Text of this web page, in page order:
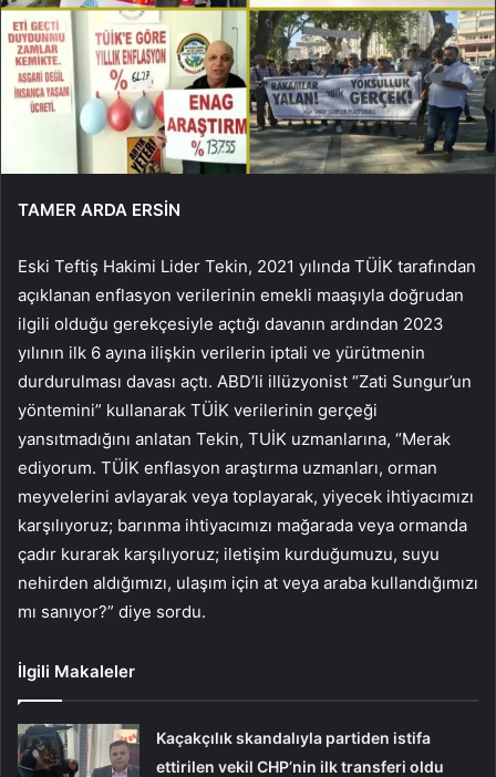
TAMER ARDA ERSİN
Eski Teftiş Hakimi Lider Tekin, 2021 yılında TÜİK tarafından
açıklanan enflasyon verilerinin emekli maaşıyla doğrudan
ilgili olduğu gerekçesiyle açtığı davanın ardından 2023
yılının ilk 6 ayına ilişkin verilerin iptali ve yürütmenin
durdurulması davası açtı. ABD’li illüzyonist “Zati Sungur’un
yöntemini” kullanarak TÜİK verilerinin gerçeği
yansıtmadığını anlatan Tekin, TUİK uzmanlarına, “Merak
ediyorum. TÜİK enflasyon araştırma uzmanları, orman
meyvelerini avlayarak veya toplayarak, yiyecek ihtiyacımızı
karşılıyoruz; barınma ihtiyacımızı mağarada veya ormanda
çadır kurarak karşılıyoruz; iletişim kurduğumuzu, suyu
nehirden aldığımızı, ulaşım için at veya araba kullandığımızı
mı sanıyor?” diye sordu.
İlgili Makaleler
Kaçakçılık skandalıyla partiden istifa
ettirilen vekil CHP’nin ilk transferi oldu